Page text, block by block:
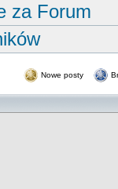
za Forum
Nowe posty